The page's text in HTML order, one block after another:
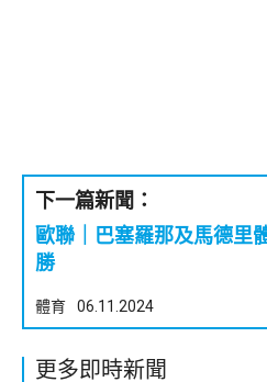
下一篇新聞：
歐聯｜巴塞羅那及馬德里
勝
體育 06.11.2024
更多即時新聞